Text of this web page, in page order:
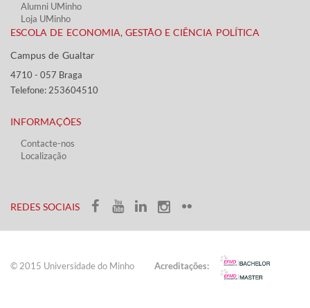
Alumni UMinho
Loja UMinho
ESCOLA DE ECONOMIA, GESTÃO E CIÊNCIA POLÍTICA
Campus de Gualtar ​​
4710 - ​057 Braga
Telefone: 253604510​​
INFORMAÇÕES
Contacte-nos
Localização
​REDES SOCIAIS​​
© 2015 Universidade do ​Minho​​​ Acreditações: